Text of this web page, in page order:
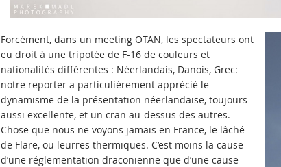
Forcément, dans un meeting OTAN, les spectateurs ont
eu droit à une tripotée de F-16 de couleurs et
nationalités différentes : Néerlandais, Danois, Grec:
notre reporter a particulièrement apprécié le
dynamisme de la présentation néerlandaise, toujours
aussi excellente, et un cran au-dessus des autres.
Chose que nous ne voyons jamais en France, le lâché
de Flare, ou leurres thermiques. C’est moins la cause
d’une réglementation draconienne que d’une cause